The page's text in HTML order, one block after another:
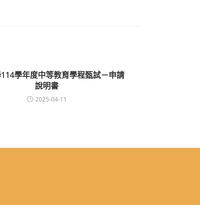
學年度中等教育學程甄試－申請
說明書
2025-04-11